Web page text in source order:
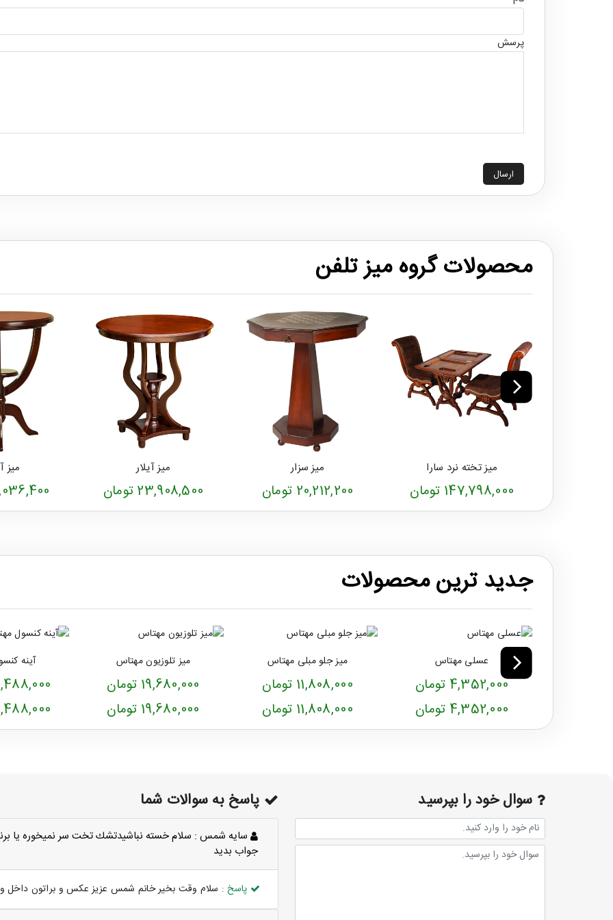
پرسش
ارسال
محصولات گروه میز تلفن
میز تخته نرد سارا
147,798,000 تومان
میز سزار
20,212,200 تومان
میز آیلار
23,908,500 تومان
میز
23,036,400
جدید ترین محصولات
عسلی مهتاس
4,352,000 تومان
4,352,000 تومان
میز جلو مبلی مهتاس
11,808,000 تومان
11,808,000 تومان
میز تلوزیون مهتاس
19,680,000 تومان
19,680,000 تومان
آینه
33,488,000
33,488,000
سوال خود را بپرسید پاسخ به سوالات شما
سايه شمس : سلام خسته نباشيدتشك تخت سر نميخوره يا
جواب بديد
پاسخ : سلام وقت بخیر خانم شمس عزیز عکس و براتون داخل